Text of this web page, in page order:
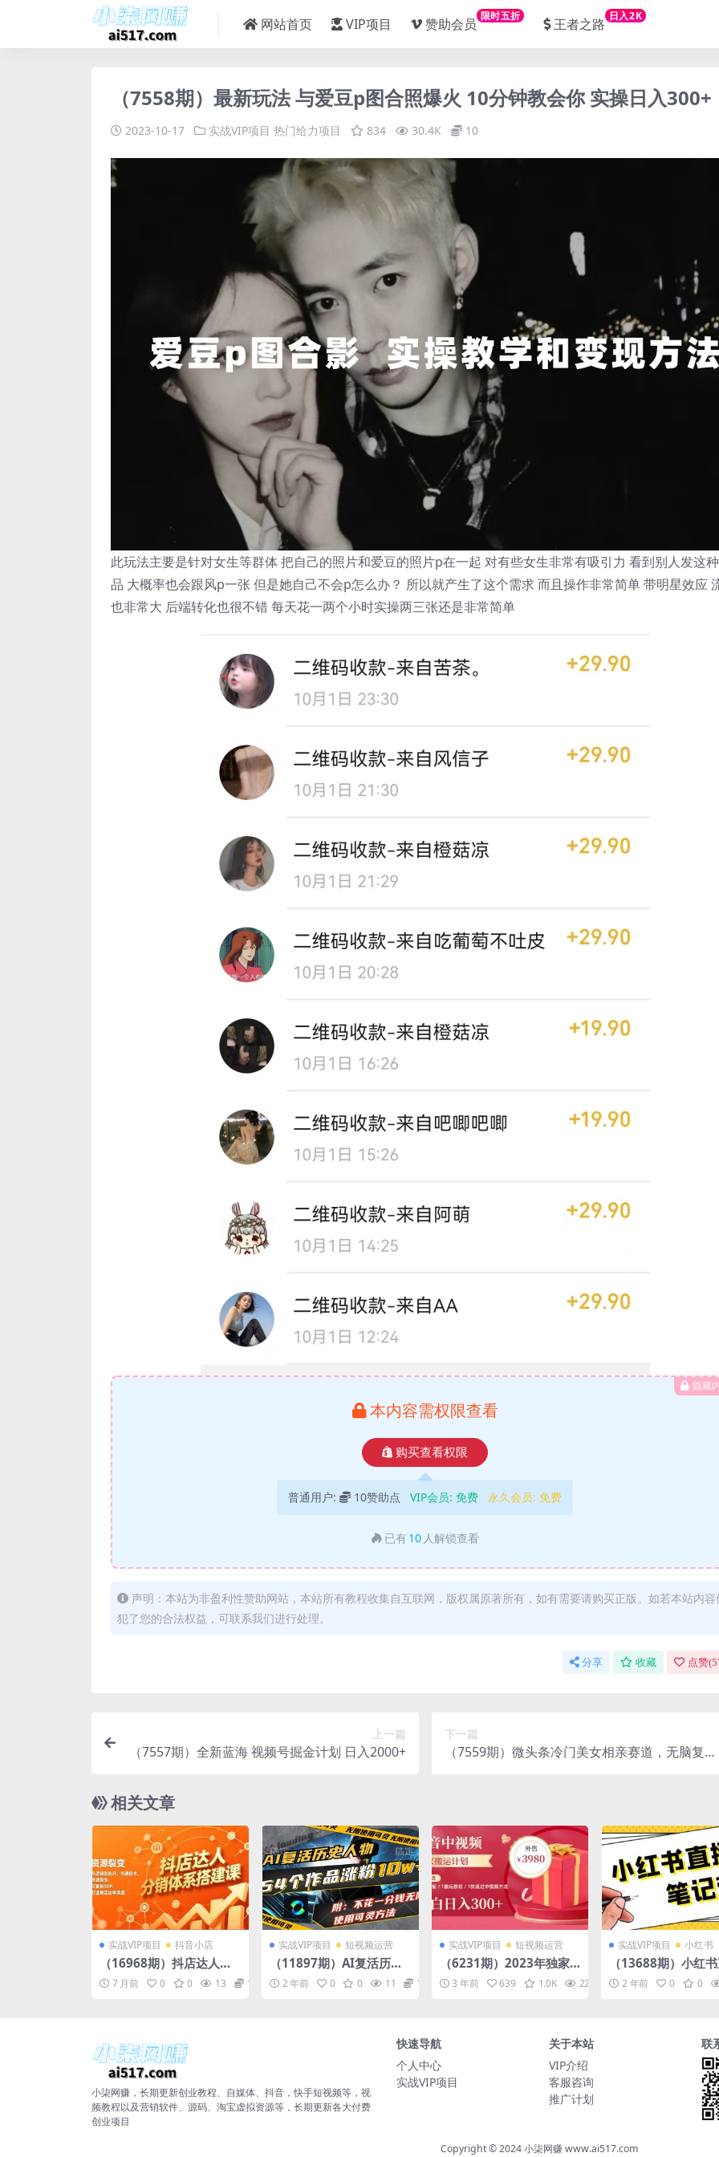
网站首页 VIP项目 赞助会员 限时五折 王者之路 日入2K
（7558期）最新玩法 与爱豆p图合照爆火 10分钟教会你 实操日入300+
2023-10-17 实战VIP项目 热门给力项目 834 30.4K 10
此玩法主要是针对女生等群体 把自己的照片和爱豆的照片p在一起 对有些女生非常有吸引力 看到别人发这
品 大概率也会跟风p一张 但是她自己不会p怎么办？ 所以就产生了这个需求 而且操作非常简单 带明星效应
也非常大 后端转化也很不错 每天花一两个小时实操两三张还是非常简单
隐藏
本内容需权限查看
购买查看权限
普通用户: 10赞助点 VIP会员: 免费 永久会员: 免费
已有 10 人解锁查看
声明：本站为非盈利性赞助网站，本站所有教程收集自互联网，版权属原著所有，如有需要请购买正版。如若本站内容
犯了您的合法权益，可联系我们进行处理。
分享 收藏 点赞(
上一篇
（7557期）全新蓝海 视频号掘金计划 日入2000+
下一篇
（7559期）微头条冷门美女相亲赛道，无脑复制
相关文章
实战VIP项目 抖音小店
（16968期）抖店达人分
销体系搭建课，从逻辑到
执行、沟通话术、资源裂
7 月前 0 0 13 10
实战VIP项目 短视频运营
（11897期）AI复活历史
人物，54个作品涨粉10
w，附：不花1分钱无限使
2 年前 0 0 11 10
实战VIP项目 短视频运营
（6231期）2023年独家
抖音中视频搬运计划，每
天30分钟到1小时搬运 小
3 年前 639 1.0K 22.6K 10
实战VIP项目 小红书
（13688期）小红
与笔记带货：选品
架、笔记写作、视
2 年前 0 0
小柒网赚，长期更新创业教程、自媒体、抖音，快手短视频等，视
频教程以及营销软件、源码、淘宝虚拟资源等，长期更新各大付费
创业项目
快速导航
个人中心
实战VIP项目
关于本站
VIP介绍
客服咨询
推广计划
联
Copyright © 2024 小柒网赚 www.ai517.com